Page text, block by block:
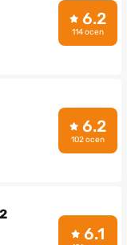
6.2
114 ocen
6.2
102 ocen
6.1